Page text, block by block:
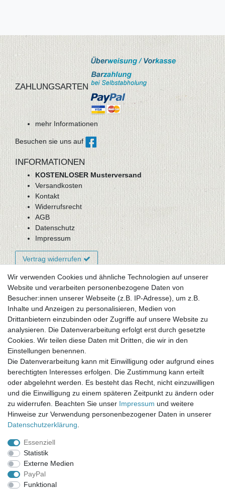
ZAHLUNGSARTEN
mehr Informationen
Besuchen sie uns auf
INFORMATIONEN
KOSTENLOSER Musterversand
Versandkosten
Kontakt
Widerrufsrecht
AGB
Datenschutz
Impressum
Vertrag widerrufen
Newsletter-Anmeldung
FAQ / Fragen
Mein Warenkorb
Mein Merkzettel
Mein Konto
UNSER LADENGESCHÄFT
Gottlieb-Daimler-Str. 10
33334 Gütersloh
ÖFFNUNGSZEITEN
Montag - Dienstag: 8.00 - 18.00 Uhr, Mittwoch Ruhetag,
Donnerstag: 8.00 - 18.00 Uhr, Freitag 8.00 - 14.00 Uhr
KUNDENSERVICE
Telefon: (05241) 403 22 38
E-Mail: info@stoffamstueck.de
Wir verwenden Cookies und ähnliche Technologien auf unserer
Website und verarbeiten personenbezogene Daten von
Besucher:innen unserer Webseite (z.B. IP-Adresse), um z.B.
Inhalte und Anzeigen zu personalisieren, Medien von
Drittanbietern einzubinden oder Zugriffe auf unsere Website zu
analysieren. Die Datenverarbeitung erfolgt erst durch gesetzte
Cookies. Wir teilen diese Daten mit Dritten, die wir in den
Einstellungen benennen.
Die Datenverarbeitung kann mit Einwilligung oder aufgrund eines
berechtigten Interesses erfolgen. Die Zustimmung kann erteilt
oder abgelehnt werden. Es besteht das Recht, nicht einzuwilligen
und die Einwilligung zu einem späteren Zeitpunkt zu ändern oder
zu widerrufen. Beachten Sie unser Impressum und weitere
Hinweise zur Verwendung personenbezogener Daten in unserer
Daten­schutz­erklärung
Essenziell
Statistik
Externe Medien
PayPal
Funktional